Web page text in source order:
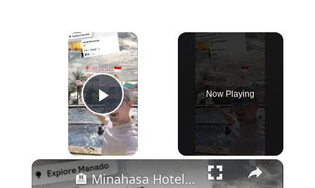
×
Play Video
Now Playing
×
🏨 Minahasa Hotel Manado – Najlepszy Hotel z Basenem za Mniej niż 80 zł? (Recenzja za $19)